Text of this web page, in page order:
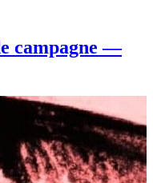
campagne —